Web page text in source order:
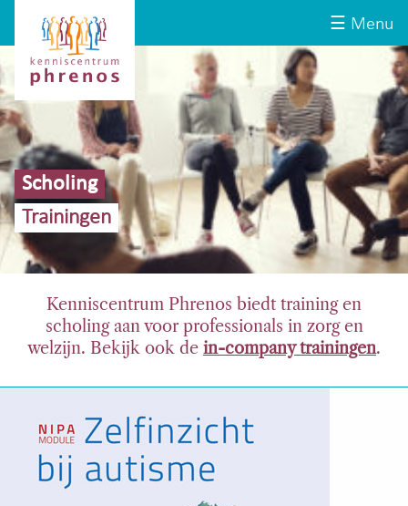
☰ Menu
Kenniscentrum
Phrenos
website
Scholing
Trainingen
Kenniscentrum Phrenos biedt training en
scholing aan voor professionals in zorg en
welzijn. Bekijk ook de in-company trainingen.